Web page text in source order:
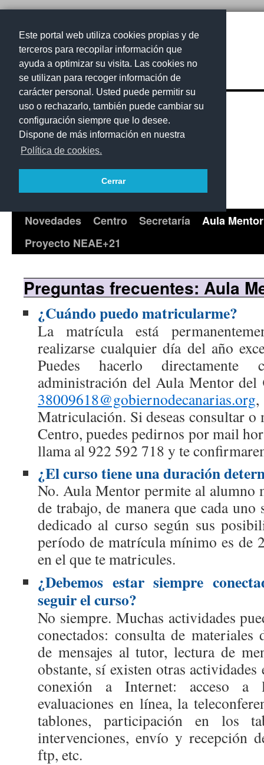
Este portal web utiliza cookies propias y de
terceros para recopilar información que
ayuda a optimizar su visita. Las cookies no
se utilizan para recoger información de
carácter personal. Usted puede permitir su
uso o rechazarlo, también puede cambiar su
configuración siempre que lo desee.
Dispone de más información en nuestra
Política de cookies.
Cerrar
CEPA La Gomera
Saltar
Novedades Centro Secretaría
Aula Mentor
Proyecto NEAE+21
Preguntas frecuentes: Aula
¿Cuándo puedo matricularme?
La matrícula está
realizarse cualquier día del año
Puedes hacerlo directamente
administración del Aula Mentor del
38009618@gobiernodecanarias.org
Matriculación. Si deseas consultar o
Centro, puedes pedirnos por mail
llama al 922 592 718 y te
¿El curso tiene una duración
No. Aula Mentor permite al alumno
de trabajo, de manera que cada
dedicado al curso según sus
período de matrícula mínimo es de
en el que te matricules.
¿Debemos estar siempre
seguir el curso?
No siempre. Muchas actividades
conectados: consulta de materiales
de mensajes al tutor, lectura de
obstante, sí existen otras actividades
conexión a Internet: acceso a
evaluaciones en línea, la
tablones, participación en los
intervenciones, envío y recepción
ftp, etc.